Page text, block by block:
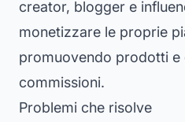
creator, blogger e
monetizzare le proprie
promuovendo prodotti e
commissioni.
Problemi che risolve